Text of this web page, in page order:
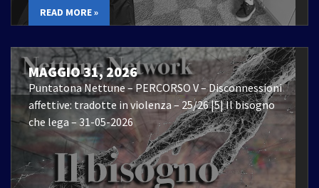
READ MORE »
MAGGIO 31, 2026
Puntatona Nettune – PERCORSO V – Disconnessioni
affettive: tradotte in violenza – 25/26 |5| Il bisogno
che lega – 31-05-2026